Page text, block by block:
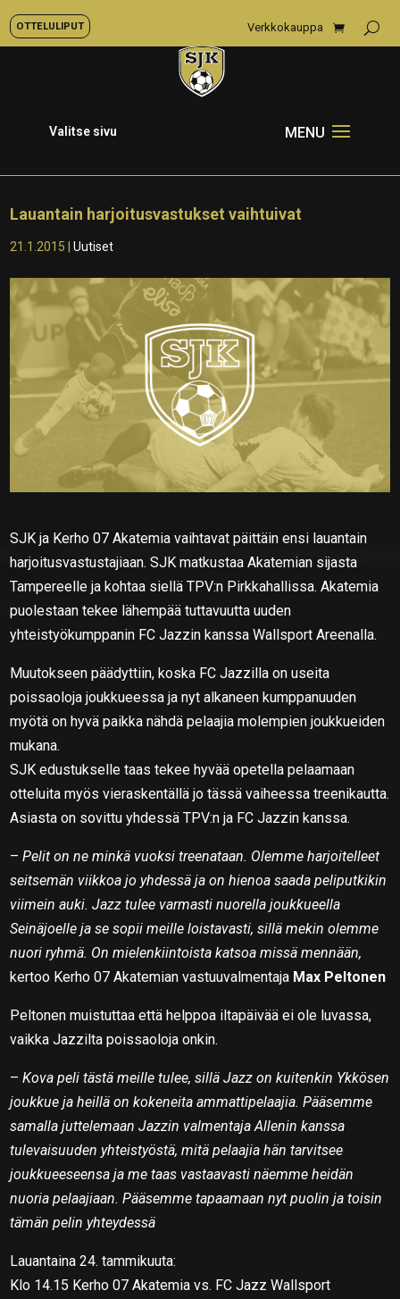
OTTELULIPUT Verkkokauppa
Valitse sivu
Lauantain harjoitusvastukset vaihtuivat
21.1.2015 |Uutiset
SJK ja Kerho 07 Akatemia vaihtavat päittäin ensi lauantain
harjoitusvastustajiaan. SJK matkustaa Akatemian sijasta
Tampereelle ja kohtaa siellä TPV:n Pirkkahallissa. Akatemia
puolestaan tekee lähempää tuttavuutta uuden
yhteistyökumppanin FC Jazzin kanssa Wallsport Areenalla.
Muutokseen päädyttiin, koska FC Jazzilla on useita
poissaoloja joukkueessa ja nyt alkaneen kumppanuuden
myötä on hyvä paikka nähdä pelaajia molempien joukkueiden
mukana.
SJK edustukselle taas tekee hyvää opetella pelaamaan
otteluita myös vieraskentällä jo tässä vaiheessa treenikautta.
Asiasta on sovittu yhdessä TPV:n ja FC Jazzin kanssa.
–Pelit on ne minkä vuoksi treenataan. Olemme harjoitelleet
seitsemän viikkoa jo yhdessä ja on hienoa saada peliputkikin
viimein auki. Jazz tulee varmasti nuorella joukkueella
Seinäjoelle ja se sopii meille loistavasti, sillä mekin olemme
nuori ryhmä. On mielenkiintoista katsoa missä mennään,
kertoo Kerho 07 Akatemian vastuuvalmentaja Max Peltonen
Peltonen muistuttaa että helppoa iltapäivää ei ole luvassa,
vaikka Jazzilta poissaoloja onkin.
–Kova peli tästä meille tulee, sillä Jazz on kuitenkin Ykkösen
joukkue ja heillä on kokeneita ammattipelaajia. Pääsemme
samalla juttelemaan Jazzin valmentaja Allenin kanssa
tulevaisuuden yhteistyöstä, mitä pelaajia hän tarvitsee
joukkueeseensa ja me taas vastaavasti näemme heidän
nuoria pelaajiaan. Pääsemme tapaamaan nyt puolin ja toisin
tämän pelin yhteydessä
Lauantaina 24. tammikuuta:
Klo 14.15 Kerho 07 Akatemia vs. FC Jazz Wallsport